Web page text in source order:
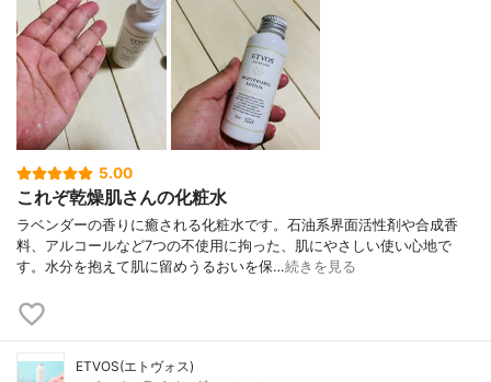
5.00
これぞ乾燥肌さんの化粧水
ラベンダーの香りに癒される化粧水です。石油系界面活性剤や合成香
料、アルコールなど7つの不使用に拘った、肌にやさしい使い心地で
す。水分を抱えて肌に留めうるおいを保…続きを見る
ETVOS(エトヴォス)